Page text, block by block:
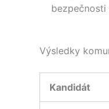
bezpečnosti
Výsledky
Kandidát